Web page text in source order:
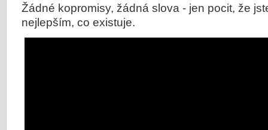
Žádné kopromisy, žádná slova - jen pocit, že
nejlepším, co existuje.